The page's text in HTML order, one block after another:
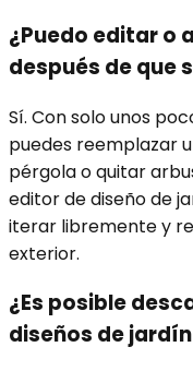
¿Puedo editar o
después de que
Sí. Con solo unos
puedes reemplazar
pérgola o quitar
editor de diseño de
iterar libremente y
exterior.
¿Es posible
diseños de jardín